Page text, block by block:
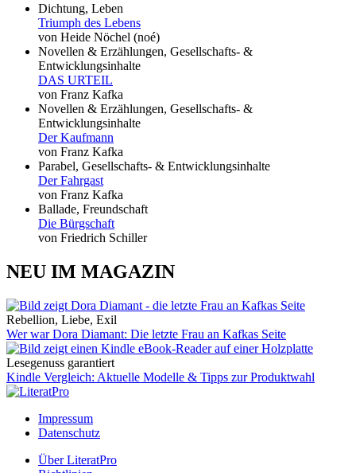
Dichtung, Leben
Triumph des Lebens
von Heide Nöchel (noé)
Novellen & Erzählungen, Gesellschafts- &
Entwicklungsinhalte
DAS URTEIL
von Franz Kafka
Novellen & Erzählungen, Gesellschafts- &
Entwicklungsinhalte
Der Kaufmann
von Franz Kafka
Parabel, Gesellschafts- & Entwicklungsinhalte
Der Fahrgast
von Franz Kafka
Ballade, Freundschaft
Die Bürgschaft
von Friedrich Schiller
NEU IM MAGAZIN
Rebellion, Liebe, Exil
Wer war Dora Diamant: Die letzte Frau an Kafkas Seite
Lesegenuss garantiert
Kindle Vergleich: Aktuelle Modelle & Tipps zur Produktwahl
Impressum
Datenschutz
Über LiteratPro